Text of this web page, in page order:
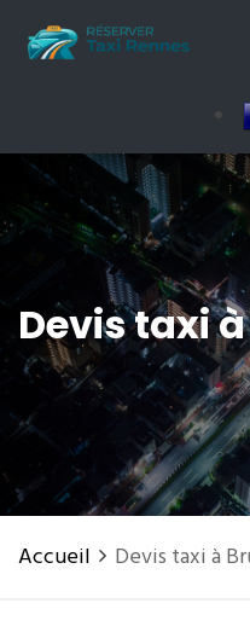
Devis taxi
Accueil Devis taxi à